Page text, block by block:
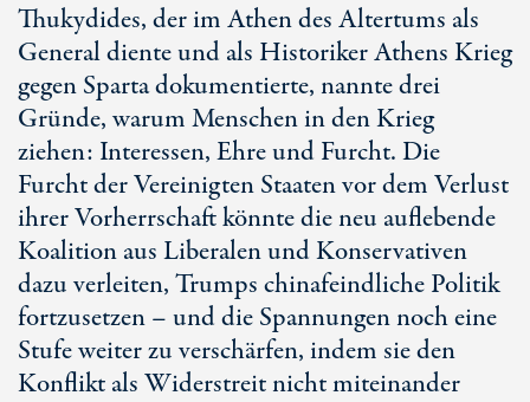
Thukydides, der im Athen des Altertums als
General diente und als Historiker Athens Krieg
gegen Sparta dokumentierte, nannte drei
Gründe, warum Menschen in den Krieg
ziehen: Interessen, Ehre und Furcht. Die
Furcht der Vereinigten Staaten vor dem Verlust
ihrer Vorherrschaft könnte die neu auflebende
Koalition aus Liberalen und Konservativen
dazu verleiten, Trumps chinafeindliche Politik
fortzusetzen – und die Spannungen noch eine
Stufe weiter zu verschärfen, indem sie den
Konflikt als Widerstreit nicht miteinander